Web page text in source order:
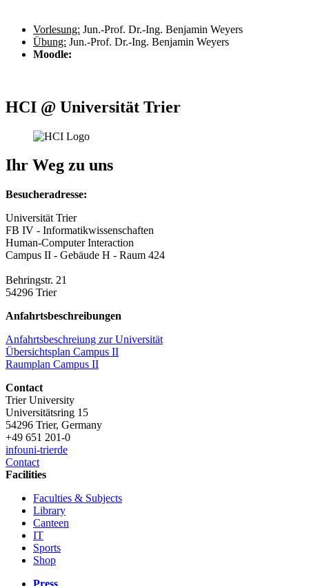
Vorlesung: Jun.-Prof. Dr.-Ing. Benjamin Weyers
Übung: Jun.-Prof. Dr.-Ing. Benjamin Weyers
Moodle:
HCI @ Universität Trier
Ihr Weg zu uns
Besucheradresse:
Universität Trier
FB IV - Informatikwissenschaften
Human-Computer Interaction
Campus II - Gebäude H - Raum 424
Behringstr. 21
54296 Trier
Anfahrtsbeschreibungen
Anfahrtsbeschreiung zur Universität
Übersichtsplan Campus II
Raumplan Campus II
Contact
Trier University
Universitätsring 15
54296 Trier, Germany
+49 651 201-0
infouni-trierde
Contact
Facilities
Faculties & Subjects
Library
Canteen
IT
Sports
Shop